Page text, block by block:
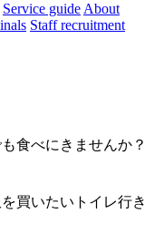
Service guide About
Staff recruitment
食べにきませんか？
買いたい トイレ行き